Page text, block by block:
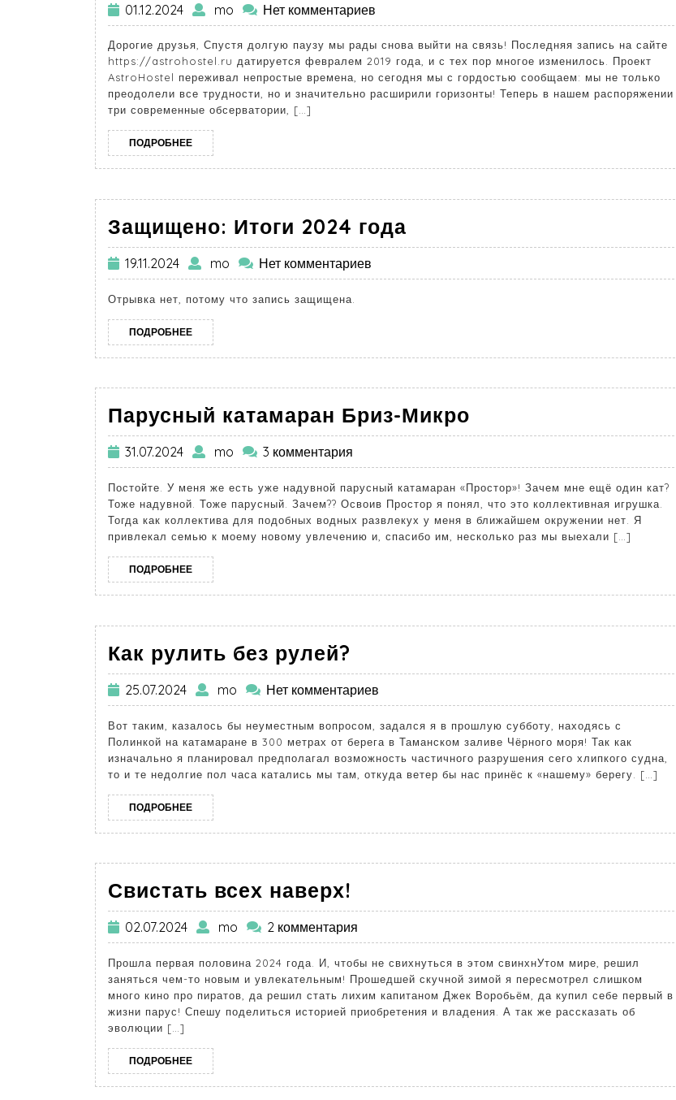
01.12.2024 mo Нет комментариев
Дорогие друзья, Спустя долгую паузу мы рады снова выйти на связь! Последняя запись на сайте
https://astrohostel.ru датируется февралем 2019 года, и с тех пор многое изменилось. Проект
AstroHostel переживал непростые времена, но сегодня мы с гордостью сообщаем: мы не только
преодолели все трудности, но и значительно расширили горизонты! Теперь в нашем распоряжении
три современные обсерватории, […]
ПОДРОБНЕЕ
Защищено: Итоги 2024 года
19.11.2024 mo Нет комментариев
Отрывка нет, потому что запись защищена.
ПОДРОБНЕЕ
Парусный катамаран Бриз-Микро
31.07.2024 mo 3 комментария
Постойте. У меня же есть уже надувной парусный катамаран «Простор»! Зачем мне ещё один кат?
Тоже надувной. Тоже парусный. Зачем?? Освоив Простор я понял, что это коллективная игрушка.
Тогда как коллектива для подобных водных развлекух у меня в ближайшем окружении нет. Я
привлекал семью к моему новому увлечению и, спасибо им, несколько раз мы выехали […]
ПОДРОБНЕЕ
Как рулить без рулей?
25.07.2024 mo Нет комментариев
Вот таким, казалось бы неуместным вопросом, задался я в прошлую субботу, находясь с
Полинкой на катамаране в 300 метрах от берега в Таманском заливе Чёрного моря! Так как
изначально я планировал предполагал возможность частичного разрушения сего хлипкого судна,
то и те недолгие пол часа катались мы там, откуда ветер бы нас принёс к «нашему» берегу. […]
ПОДРОБНЕЕ
Свистать всех наверх!
02.07.2024 mo 2 комментария
Прошла первая половина 2024 года. И, чтобы не свихнуться в этом свинхнУтом мире, решил
заняться чем-то новым и увлекательным! Прошедшей скучной зимой я пересмотрел слишком
много кино про пиратов, да решил стать лихим капитаном Джек Воробьём, да купил себе первый в
жизни парус! Спешу поделиться историей приобретения и владения. А так же рассказать об
эволюции […]
ПОДРОБНЕЕ